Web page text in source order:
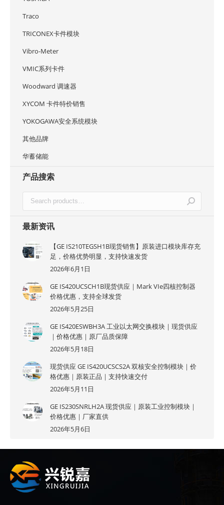
Traco
TRICONEX卡件模块
Vibro-Meter
VMIC系列卡件
Woodward 调速器
XYCOM 卡件特价销售
YOKOGAWA安全系统模块
其他品牌
华蓄储能
产品搜索
最新资讯
【GE IS210TEGSH1B现货销售】原装进口模块库存充
足，价格优势明显，支持快速发货
2026年6月1日
GE IS420UCSCH1B现货供应｜Mark VIe四核控制器
价格优惠，支持全球发货
2026年5月25日
GE IS420ESWBH3A 工业以太网交换模块｜现货供应
｜价格优惠｜原厂品质保障
2026年5月18日
现货供应 GE IS420UCSCS2A 双核安全控制模块｜价
格优惠｜原装正品｜支持快速交付
2026年5月11日
GE IS230SNRLH2A 现货供应｜原装工业控制模块｜
价格优惠｜厂家直供
2026年5月6日